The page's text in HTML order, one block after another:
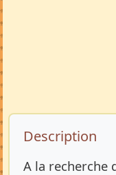
Description
Description
A la recherche